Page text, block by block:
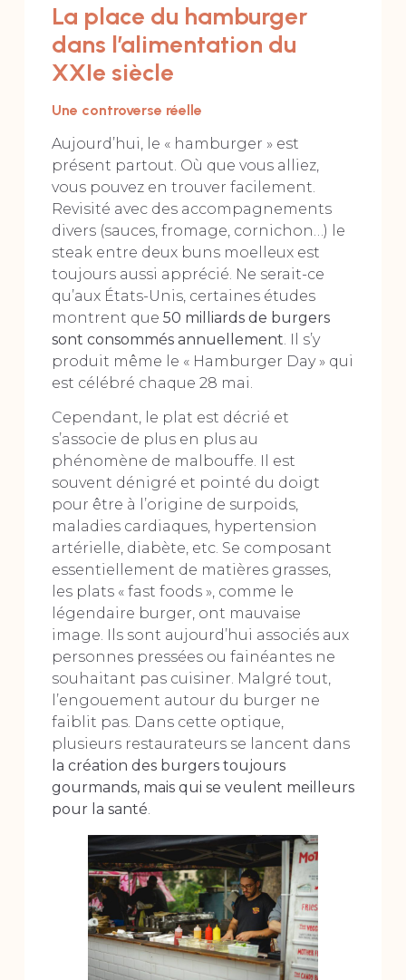
La place du hamburger
dans l’alimentation du
XXIe siècle
Une controverse réelle
Aujourd’hui, le « hamburger » est
présent partout. Où que vous alliez,
vous pouvez en trouver facilement.
Revisité avec des accompagnements
divers (sauces, fromage, cornichon…) le
steak entre deux buns moelleux est
toujours aussi apprécié. Ne serait-ce
qu’aux États-Unis, certaines études
montrent que 50 milliards de burgers
sont consommés annuellement. Il s’y
produit même le « Hamburger Day » qui
est célébré chaque 28 mai.
Cependant, le plat est décrié et
s’associe de plus en plus au
phénomène de malbouffe. Il est
souvent dénigré et pointé du doigt
pour être à l’origine de surpoids,
maladies cardiaques, hypertension
artérielle, diabète, etc. Se composant
essentiellement de matières grasses,
les plats « fast foods », comme le
légendaire burger, ont mauvaise
image. Ils sont aujourd’hui associés aux
personnes pressées ou fainéantes ne
souhaitant pas cuisiner. Malgré tout,
l’engouement autour du burger ne
faiblit pas. Dans cette optique,
plusieurs restaurateurs se lancent dans
la création des burgers toujours
gourmands, mais qui se veulent meilleurs
pour la santé.